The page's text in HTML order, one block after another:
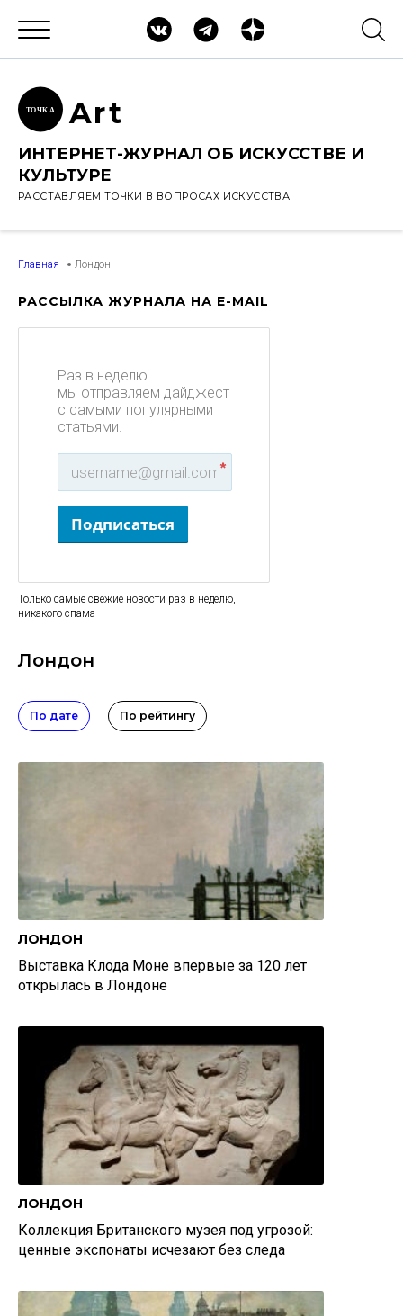
ТОЧК А Art
ИНТЕРНЕТ-ЖУРНАЛ ОБ ИСКУССТВЕ И
КУЛЬТУРЕ
РАССТАВЛЯЕМ ТОЧКИ В ВОПРОСАХ ИСКУССТВА
Главная Лондон
РАССЫЛКА ЖУРНАЛА НА E-MAIL
Раз в неделю
мы отправляем дайджест
с самыми популярными
статьями.
*
Подписаться
Только самые свежие новости раз в неделю,
никакого спама
Лондон
По дате По рейтингу
ЛОНДОН
Выставка Клода Моне впервые за 120 лет
открылась в Лондоне
ЛОНДОН
Коллекция Британского музея под угрозой:
ценные экспонаты исчезают без следа